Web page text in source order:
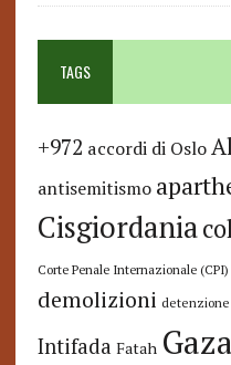
TAGS
+972 accordi di Oslo
antisemitismo
Cisgiordania
Corte Penale Internazionale (CPI)
demolizioni
Intifada Fatah Gaza